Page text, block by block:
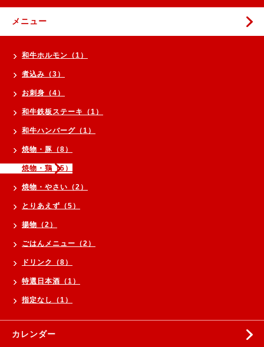
メニュー
和牛ホルモン（1）
煮込み（3）
お刺身（4）
和牛鉄板ステーキ（1）
和牛ハンバーグ（1）
焼物・豚（8）
焼物・鶏（5）
焼物・やさい（2）
とりあえず（5）
揚物（2）
ごはんメニュー（2）
ドリンク（8）
特選日本酒（1）
指定なし（1）
カレンダー